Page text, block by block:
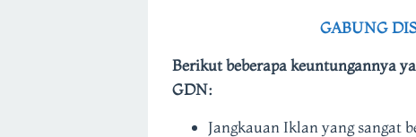
GABUNG
Berikut beberapa keuntungannya
GDN:
Jangkauan Iklan yang sangat